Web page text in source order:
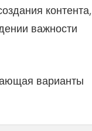
контента,
важности
варианты